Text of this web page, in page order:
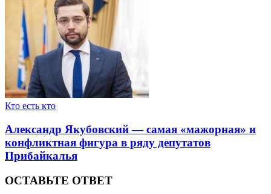
Кто есть кто
Александр Якубовский — самая «мажорная» и
конфликтная фигура в ряду депутатов
Прибайкалья
ОСТАВЬТЕ ОТВЕТ